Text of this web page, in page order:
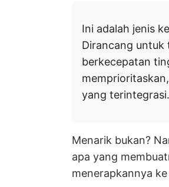
Ini adalah jenis
Dirancang untuk
berkecepatan
yang terintegrasi.
Menarik bukan?
apa yang
menerapkannya